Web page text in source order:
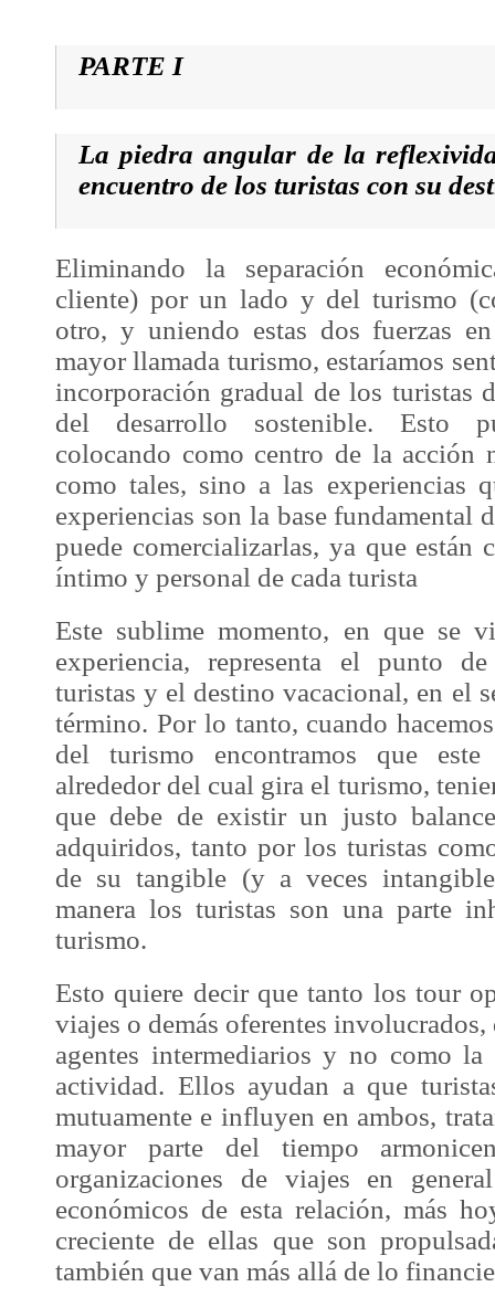
PARTE I
La piedra angular de la
encuentro de los turistas con su
Eliminando la separación
cliente) por un lado y del turismo
otro, y uniendo estas dos fuerzas
mayor llamada turismo, estaríamos
incorporación gradual de los turistas
del desarrollo sostenible. Esto
colocando como centro de la acción
como tales, sino a las experiencias
experiencias son la base fundamental
puede comercializarlas, ya que están
íntimo y personal de cada turista
Este sublime momento, en que se
experiencia, representa el punto
turistas y el destino vacacional, en el
término. Por lo tanto, cuando
del turismo encontramos que
alrededor del cual gira el turismo,
que debe de existir un justo
adquiridos, tanto por los turistas
de su tangible (y a veces
manera los turistas son una parte
turismo.
Esto quiere decir que tanto los tour
viajes o demás oferentes
agentes intermediarios y no como la
actividad. Ellos ayudan a que
mutuamente e influyen en ambos,
mayor parte del tiempo
organizaciones de viajes en
económicos de esta relación, más
creciente de ellas que son
también que van más allá de lo